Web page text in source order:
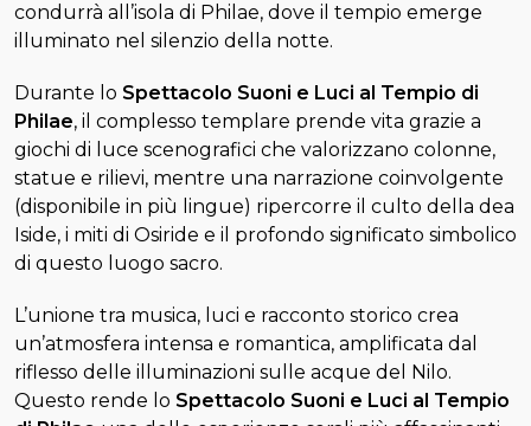
condurrà all’isola di Philae, dove il tempio emerge
illuminato nel silenzio della notte.
Durante lo Spettacolo Suoni e Luci al Tempio di
Philae, il complesso templare prende vita grazie a
giochi di luce scenografici che valorizzano colonne,
statue e rilievi, mentre una narrazione coinvolgente
(disponibile in più lingue) ripercorre il culto della dea
Iside, i miti di Osiride e il profondo significato simbolico
di questo luogo sacro.
L’unione tra musica, luci e racconto storico crea
un’atmosfera intensa e romantica, amplificata dal
riflesso delle illuminazioni sulle acque del Nilo.
Questo rende lo Spettacolo Suoni e Luci al Tempio